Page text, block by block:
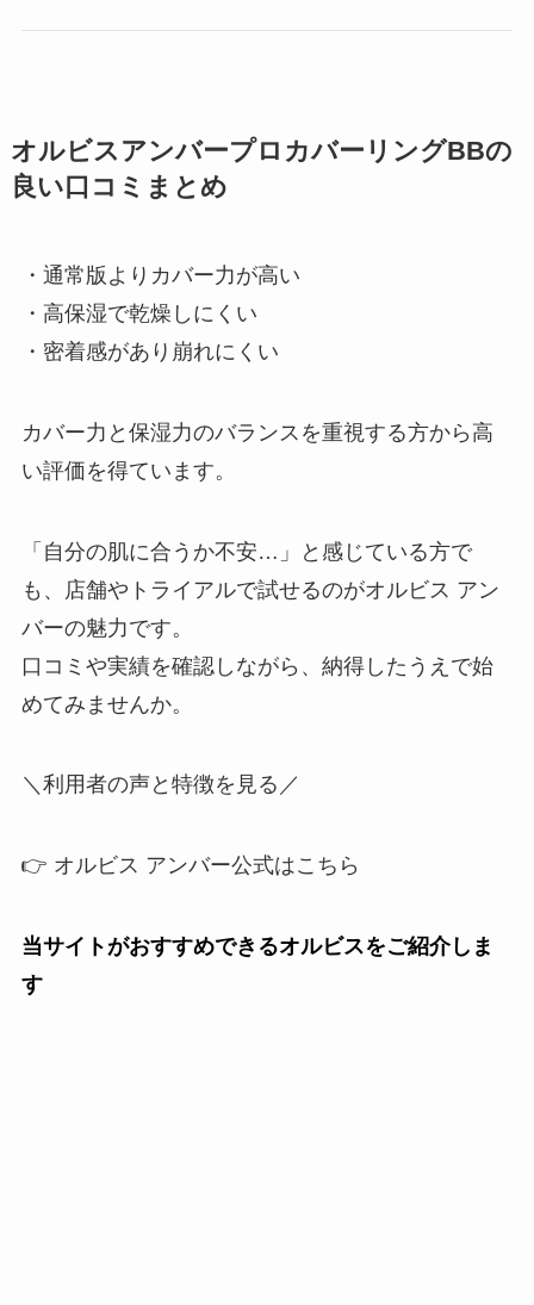
オルビスアンバープロカバーリングBBの
良い口コミまとめ
・通常版よりカバー力が高い
・高保湿で乾燥しにくい
・密着感があり崩れにくい
カバー力と保湿力のバランスを重視する方から高
い評価を得ています。
「自分の肌に合うか不安…」と感じている方で
も、店舗やトライアルで試せるのがオルビス アン
バーの魅力です。
口コミや実績を確認しながら、納得したうえで始
めてみませんか。
＼利用者の声と特徴を見る／
👉 オルビス アンバー公式はこちら
当サイトがおすすめできるオルビスをご紹介しま
す